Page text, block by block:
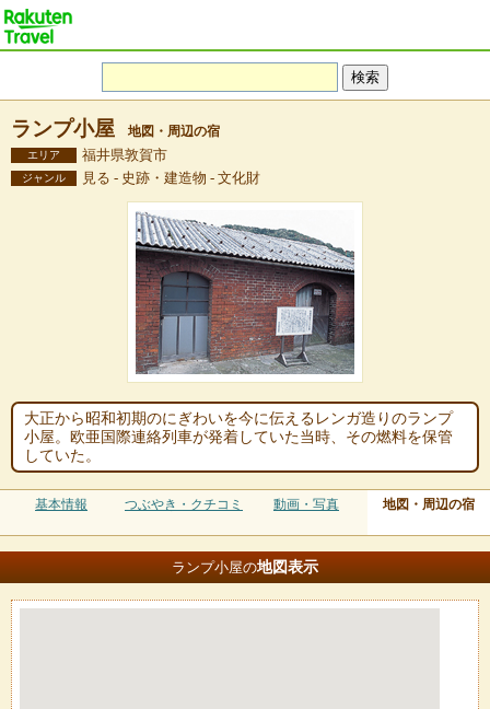
ランプ小屋 地図・周辺の宿
エリア 福井県敦賀市
ジャンル 見る - 史跡・建造物 - 文化財
大正から昭和初期のにぎわいを今に伝えるレンガ造りのランプ
小屋。欧亜国際連絡列車が発着していた当時、その燃料を保管
していた。
基本情報 つぶやき・クチコミ 動画・写真 地図・周辺の宿
ランプ小屋の地図表示